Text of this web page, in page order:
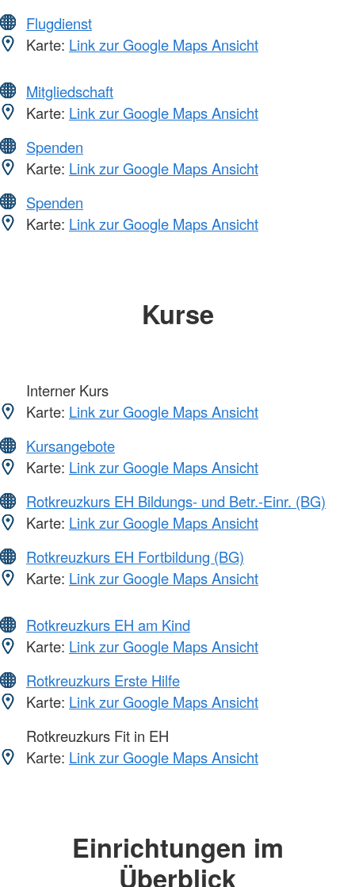
Flugdienst
Karte: Link zur Google Maps Ansicht
Mitgliedschaft
Karte: Link zur Google Maps Ansicht
Spenden
Karte: Link zur Google Maps Ansicht
Spenden
Karte: Link zur Google Maps Ansicht
Kurse
Interner Kurs
Karte: Link zur Google Maps Ansicht
Kursangebote
Karte: Link zur Google Maps Ansicht
Rotkreuzkurs EH Bildungs- und Betr.-Einr. (BG)
Karte: Link zur Google Maps Ansicht
Rotkreuzkurs EH Fortbildung (BG)
Karte: Link zur Google Maps Ansicht
Rotkreuzkurs EH am Kind
Karte: Link zur Google Maps Ansicht
Rotkreuzkurs Erste Hilfe
Karte: Link zur Google Maps Ansicht
Rotkreuzkurs Fit in EH
Karte: Link zur Google Maps Ansicht
Einrichtungen im
Überblick